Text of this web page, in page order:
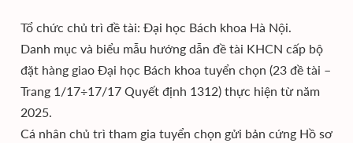
Tổ chức chủ trì đề tài: Đại học Bách khoa Hà Nội.
Danh mục và biểu mẫu hướng dẫn đề tài KHCN cấp bộ
đặt hàng giao Đại học Bách khoa tuyển chọn (23 đề tài –
Trang 1/17÷17/17 Quyết định 1312) thực hiện từ năm
2025.
Cá nhân chủ trì tham gia tuyển chọn gửi bản cứng Hồ sơ